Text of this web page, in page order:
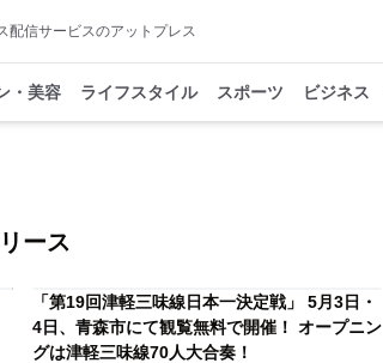
配信サービスのアットプレス
・美容 ライフスタイル スポーツ ビジネス
ース
「第19回津軽三味線日本一決定戦」 5月3日・
4日、青森市にて観覧無料で開催！ オープニン
グは津軽三味線70人大合奏！